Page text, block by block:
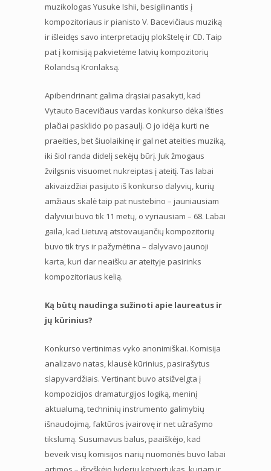
muzikologas Yusuke Ishii, besigilinantis į
kompozitoriaus ir pianisto V. Bacevičiaus muziką
ir išleidęs savo interpretacijų plokštelę ir CD. Taip
pat į komisiją pakvietėme latvių kompozitorių
Rolandsą Kronlaksą.
Apibendrinant galima drąsiai pasakyti, kad
Vytauto Bacevičiaus vardas konkurso dėka išties
plačiai pasklido po pasaulį. O jo idėja kurti ne
praeities, bet šiuolaikinę ir gal net ateities muziką,
iki šiol randa didelį sekėjų būrį. Juk žmogaus
žvilgsnis visuomet nukreiptas į ateitį. Tas labai
akivaizdžiai pasijuto iš konkurso dalyvių, kurių
amžiaus skalė taip pat nustebino – jauniausiam
dalyviui buvo tik 11 metų, o vyriausiam – 68. Labai
gaila, kad Lietuvą atstovaujančių kompozitorių
buvo tik trys ir pažymėtina – dalyvavo jaunoji
karta, kuri dar neaišku ar ateityje pasirinks
kompozitoriaus kelią.
Ką būtų naudinga sužinoti apie laureatus ir
jų kūrinius?
Konkurso vertinimas vyko anonimiškai. Komisija
analizavo natas, klausė kūrinius, pasirašytus
slapyvardžiais. Vertinant buvo atsižvelgta į
kompozicijos dramaturgijos logiką, meninį
aktualumą, techninių instrumento galimybių
išnaudojimą, faktūros įvairovę ir net užrašymo
tikslumą. Susumavus balus, paaiškėjo, kad
beveik visų komisijos narių nuomonės buvo labai